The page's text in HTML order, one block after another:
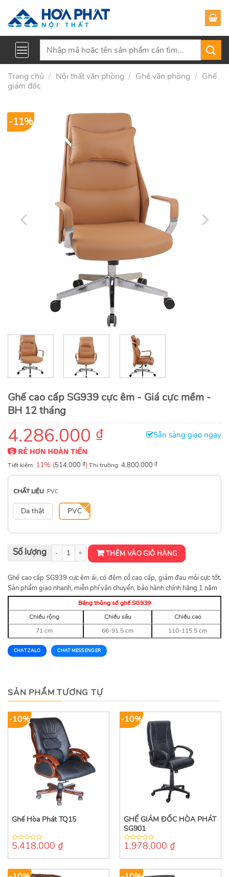
Tìm
Trang chủ / Nội thất văn phòng / Ghế văn phòng / Ghế
giám đốc
-11%
Ghế cao cấp SG939 cực êm - Giá cực mềm -
BH 12 tháng
4.286.000 ₫ Sẵn sàng giao ngay
Tiết kiệm: 11% (514.000 ₫) Thị trường: 4.800.000 ₫
CHẤT LIỆU: PVC
Da thật PVC
Ghế cao cấp SG939 cực êm số lượngTHÊM VÀO GIỎ HÀNG
Ghế cao cấp SG939 cực êm ái, có đệm cổ cao cấp, giảm đau mỏi cực tốt.
Sản phẩm giao nhanh, miễn phí vận chuyển, bảo hành chính hãng 1 năm
Bảng thông số ghế SG939
Chiều rộng
Chiều sâu
Chiều cao
71 cm
66-91.5 cm 110-115.5 cm
CHAT ZALO CHAT MESSENGER
SẢN PHẨM TƯƠNG TỰ
-10%
Ghế Hòa Phát TQ15
0
of
5.418.000 ₫
-10%
GHẾ GIÁM ĐỐC HÒA PHÁT
SG901
0
of
1.978.000 ₫